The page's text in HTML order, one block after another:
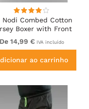
Nodi Combed Cotton
Boxer with Front
Button Fly White
De 14,99 € IVA incluído
ao carrinho